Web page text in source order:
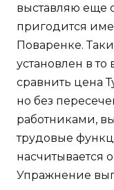
выставляю еще
пригодится
Поваренке.
установлен в то
сравнить цена
но без
работниками,
трудовые
насчитывается
Упражнение